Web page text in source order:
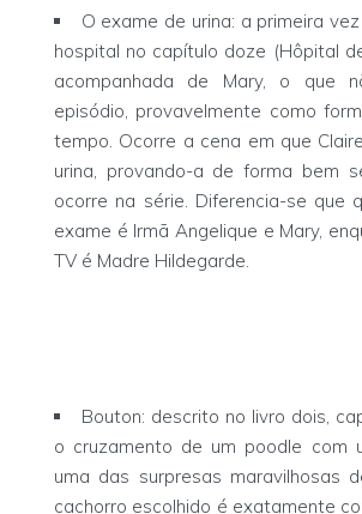
O exame de urina: a primeira
hospital no capítulo doze (Hôpital
acompanhada de Mary, o que
episódio, provavelmente como
tempo. Ocorre a cena em que
urina, provando-a de forma bem
ocorre na série. Diferencia-se que
exame é Irmã Angelique e Mary,
TV é Madre Hildegarde.
Bouton: descrito no livro dois,
o cruzamento de um poodle com
uma das surpresas maravilhosas
cachorro escolhido é exatamente